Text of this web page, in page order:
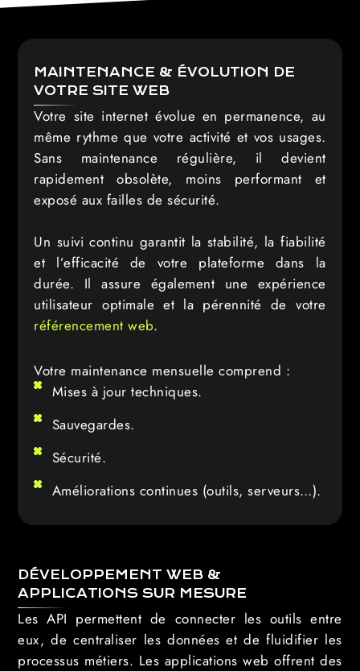
MAINTENANCE & ÉVOLUTION DE
VOTRE SITE WEB
Votre site internet évolue en permanence, au
même rythme que votre activité et vos usages.
Sans maintenance régulière, il devient
rapidement obsolète, moins performant et
exposé aux failles de sécurité.
Un suivi continu garantit la stabilité, la fiabilité
et l’efficacité de votre plateforme dans la
durée. Il assure également une expérience
utilisateur optimale et la pérennité de votre
référencement web.
Votre maintenance mensuelle comprend :
Mises à jour techniques.
Sauvegardes.
Sécurité.
Améliorations continues (outils, serveurs…).
DÉVELOPPEMENT WEB &
APPLICATIONS SUR MESURE
Les API permettent de connecter les outils entre
eux, de centraliser les données et de fluidifier les
processus métiers. Les applications web offrent des